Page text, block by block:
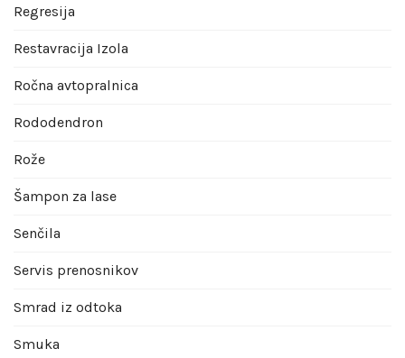
Regresija
Restavracija Izola
Ročna avtopralnica
Rododendron
Rože
Šampon za lase
Senčila
Servis prenosnikov
Smrad iz odtoka
Smuka